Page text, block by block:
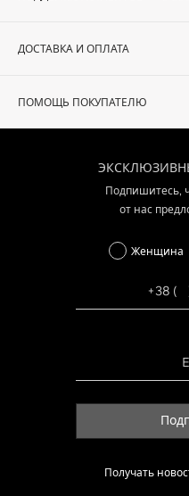
ДОСТАВКА И ОПЛАТА
ПОМОЩЬ ПОКУПАТЕЛЮ
Подпишитесь,
от нас
Женщина
Получать